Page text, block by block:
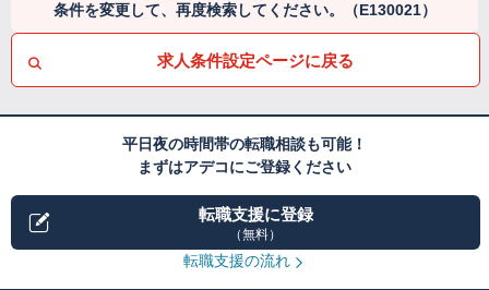
条件を変更して、再度検索してください。（E130021）
求人条件設定ページに戻る
平日夜の時間帯の転職相談も可能！
まずはアデコにご登録ください
転職支援に登録
（無料）
転職支援の流れ